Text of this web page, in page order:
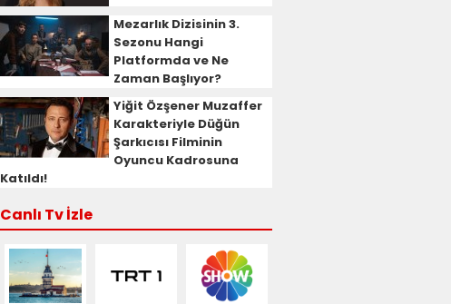
Mezarlık Dizisinin 3.
Sezonu Hangi
Platformda ve Ne
Zaman Başlıyor?
Yiğit Özşener Muzaffer
Karakteriyle Düğün
Şarkıcısı Filminin
Oyuncu Kadrosuna
Katıldı!
Canlı Tv İzle